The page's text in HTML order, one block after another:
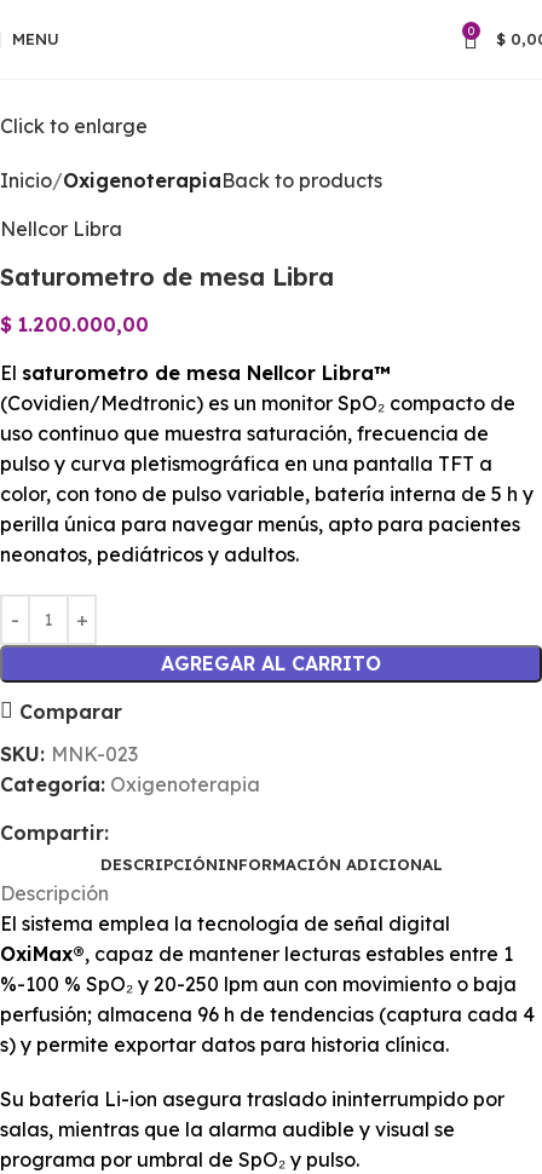
MENU 0 $
Click to enlarge
Inicio OxigenoterapiaBack to products
Nellcor Libra
Saturometro de mesa Libra
$ 1.200.000,00
El saturometro de mesa Nellcor Libra™
(Covidien/Medtronic) es un monitor SpO₂ compacto de
uso continuo que muestra saturación, frecuencia de
pulso y curva pletismográfica en una pantalla TFT a
color, con tono de pulso variable, batería interna de 5 h y
perilla única para navegar menús, apto para pacientes
neonatos, pediátricos y adultos.
AGREGAR AL CARRITO
Comparar
SKU: MNK-023
Categoría: Oxigenoterapia
Compartir:
DESCRIPCIÓNINFORMACIÓN ADICIONAL
Descripción
El sistema emplea la tecnología de señal digital
OxiMax®, capaz de mantener lecturas estables entre 1
%-100 % SpO₂ y 20-250 lpm aun con movimiento o baja
perfusión; almacena 96 h de tendencias (captura cada 4
s) y permite exportar datos para historia clínica.
Su batería Li-ion asegura traslado ininterrumpido por
salas, mientras que la alarma audible y visual se
programa por umbral de SpO₂ y pulso.